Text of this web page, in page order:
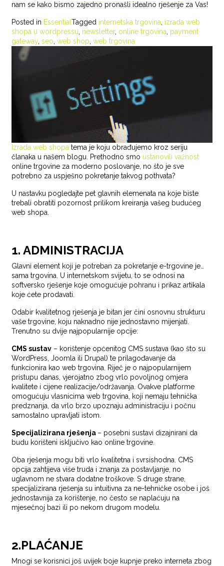
nam se kako bismo zajedno pronašli idealno rješenje za Vas!
Posted in EssentialTagged internetska trgovina izrada web
shopa u wordpressu newsletter, online trgovina payment
gateway,seo ,web shop ,web trgovina
Izrada web shopa tema je koju obrađujemo kroz seriju
članaka u našem blogu. Prethodno smo ustanovili važnost
online trgovine za moderno poslovanje, no što je sve
potrebno za uspješno pokretanje takvog pothvata?
U nastavku pogledajte pet glavnih elemenata na koje biste
trebali obratiti pozornost prilikom kreiranja vašeg budućeg
web shopa.
1. ADMINISTRACIJA
Glavni element koji je potreban za pokretanje e-trgovine je…
sama trgovina. U internetskom svijetu, to se odnosi na
softversko rješenje koje omogućuje pohranu i prikaz artikala
koje ćete prodavati.
Odabir kvalitetnog rješenja je bitan jer čini osnovnu strukturu
vaše trgovine, koju naknadno nije jednostavno mijenjati.
Trenutno su dvije najpopularnije opcije:
CMS sustav – korištenje općenitog CMS sustava (kao što su
WordPress, Joomla ili Drupal) te prilagođavanje da
funkcionira kao web trgovina. Riječ je o najpopularnijem
pristupu danas, vjerojatno zbog vrlo povoljnog omjera
kvalitete i cijene realizacije/održavanja. Ovakve platforme
omogućuju vlasnicima web trgovina, koji nemaju tehnička
predznanja, da vrlo brzo upoznaju administraciju i počnu
samostalno upravljati istom.
Specijalizirana rješenja – posebni sustavi dizajnirani da
budu korišteni isključivo kao online trgovine.
Oba rješenja mogu biti vrlo kvalitetna i svrsishodna. CMS
opcija zahtijeva više truda i znanja za postavljanje, no
uglavnom ne stvara dodatne troškove. S druge strane,
specijalizirana rješenja su intuitivna za ne-tehničke osobe i još
jednostavnija za korištenje, no često se naplaćuju na
mjesečnoj bazi ili po nekom drugom modelu.
2.PLAĆANJE
Mnogi se korisnici još uvijek boje kupnje preko interneta zbog